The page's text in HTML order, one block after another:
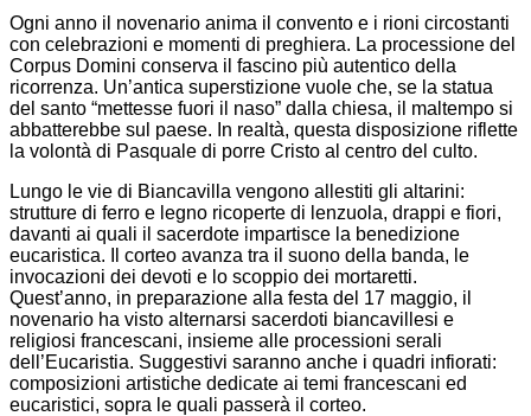
Ogni anno il novenario anima il convento e i rioni circostanti
con celebrazioni e momenti di preghiera. La processione del
Corpus Domini conserva il fascino più autentico della
ricorrenza. Un’antica superstizione vuole che, se la statua
del santo “mettesse fuori il naso” dalla chiesa, il maltempo si
abbatterebbe sul paese. In realtà, questa disposizione riflette
la volontà di Pasquale di porre Cristo al centro del culto.
Lungo le vie di Biancavilla vengono allestiti gli altarini:
strutture di ferro e legno ricoperte di lenzuola, drappi e fiori,
davanti ai quali il sacerdote impartisce la benedizione
eucaristica. Il corteo avanza tra il suono della banda, le
invocazioni dei devoti e lo scoppio dei mortaretti.
Quest’anno, in preparazione alla festa del 17 maggio, il
novenario ha visto alternarsi sacerdoti biancavillesi e
religiosi francescani, insieme alle processioni serali
dell’Eucaristia. Suggestivi saranno anche i quadri infiorati:
composizioni artistiche dedicate ai temi francescani ed
eucaristici, sopra le quali passerà il corteo.